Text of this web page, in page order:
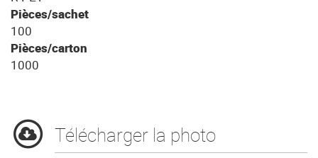
Pièces/sachet
100
Pièces/carton
1000
Télécharger la photo